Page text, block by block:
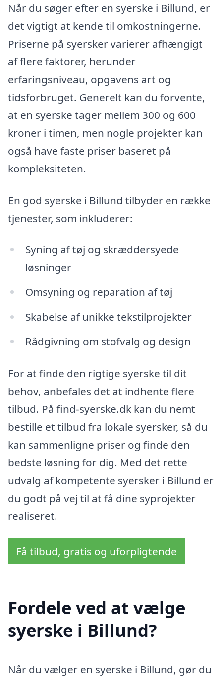
Når du søger efter en syerske i Billund, er
det vigtigt at kende til omkostningerne.
Priserne på syersker varierer afhængigt
af flere faktorer, herunder
erfaringsniveau, opgavens art og
tidsforbruget. Generelt kan du forvente,
at en syerske tager mellem 300 og 600
kroner i timen, men nogle projekter kan
også have faste priser baseret på
kompleksiteten.
En god syerske i Billund tilbyder en række
tjenester, som inkluderer:
Syning af tøj og skræddersyede
løsninger
Omsyning og reparation af tøj
Skabelse af unikke tekstilprojekter
Rådgivning om stofvalg og design
For at finde den rigtige syerske til dit
behov, anbefales det at indhente flere
tilbud. På find-syerske.dk kan du nemt
bestille et tilbud fra lokale syersker, så du
kan sammenligne priser og finde den
bedste løsning for dig. Med det rette
udvalg af kompetente syersker i Billund er
du godt på vej til at få dine syprojekter
realiseret.
Få tilbud, gratis og uforpligtende
Fordele ved at vælge
syerske i Billund?
Når du vælger en syerske i Billund, gør du